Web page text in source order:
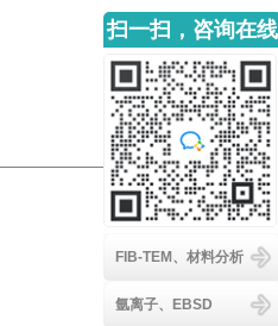
扫一扫，咨询在线
客服
FIB-TEM、材料分析
氩离子、EBSD